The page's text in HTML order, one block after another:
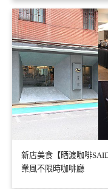
新店美食【晒渡咖啡
業風不限時咖啡廳